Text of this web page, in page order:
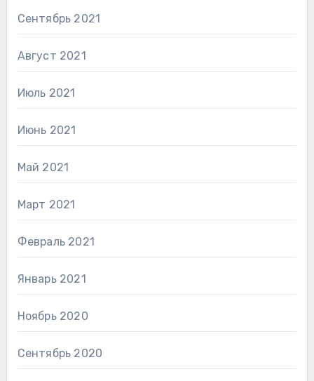
Сентябрь 2021
Август 2021
Июль 2021
Июнь 2021
Май 2021
Март 2021
Февраль 2021
Январь 2021
Ноябрь 2020
Сентябрь 2020